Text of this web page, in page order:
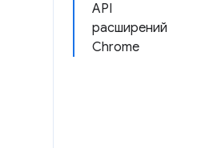
API
расширений
Chrome